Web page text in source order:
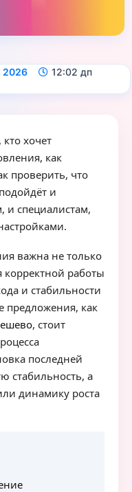
2026
12:02 дп
хочет
как
проверить, что
и
специалистам,
важна не только
работы
и стабильности
предложения, как
, стоит
последней
стабильность, а
динамику роста